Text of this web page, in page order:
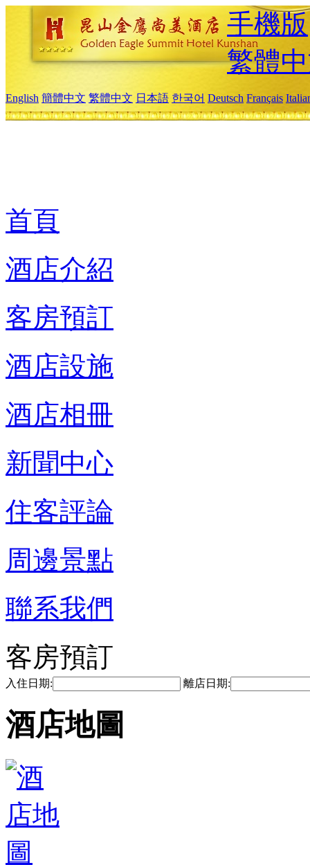
手機版
繁體
English 簡體中文 繁體中文 日本語 한국어 Deutsch Français
首頁
酒店介紹
客房預訂
酒店設施
酒店相冊
新聞中心
住客評論
周邊景點
聯系我們
客房預訂
入住日期: 離店日期:
酒店地圖